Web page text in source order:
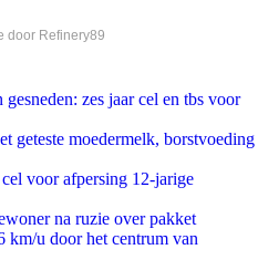
door Refinery89
zes jaar cel en tbs voor
geteste moedermelk, borstvoeding
voor afpersing 12-jarige
na ruzie over pakket
km/u door het centrum van